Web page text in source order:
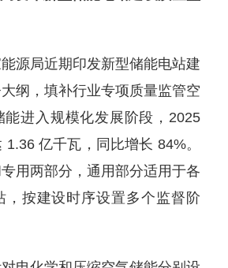
源局近期印发新型储能电站建
纲，填补行业专项质量监管空
能进入规模化发展阶段，2025
亿千瓦，同比增长 84%。
用两部分，通用部分适用于各
，按建设时序设置多个监督阶